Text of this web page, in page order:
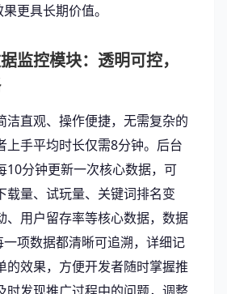
更具长期价值。
监控模块：透明可控，
洁直观、操作便捷，无需复杂的
上手平均时长仅需8分钟。后台
10分钟更新一次核心数据，可
载量、试玩量、关键词排名变
、用户留存率等核心数据，数据
项数据都清晰可追溯，详细记
的效果，方便开发者随时掌握推